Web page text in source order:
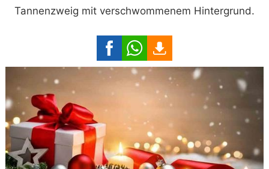
Tannenzweig mit verschwommenem Hintergrund.